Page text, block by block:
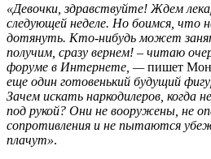
«Девочки, здравствуйте! Ждем
следующей неделе. Но боимся, что
дотянуть. Кто-нибудь может
получим, сразу вернем! – читаю
форуме в Интернете, —пишет
еще один готовенький будущий
Зачем искать наркодилеров, когда
под рукой? Они не вооружены, не
сопротивления и не пытаются
плачут».